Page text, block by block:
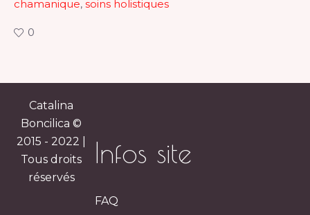
chamanique, soins holistiques
0
Infos site
FAQ
Catalina
Boncilica ©
2015 - 2022 |
Tous droits
réservés